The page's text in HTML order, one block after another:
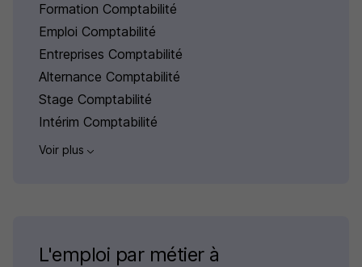
Formation Comptabilité
Emploi Comptabilité
Entreprises Comptabilité
Alternance Comptabilité
Stage Comptabilité
Intérim Comptabilité
Voir plus
L'emploi par métier à